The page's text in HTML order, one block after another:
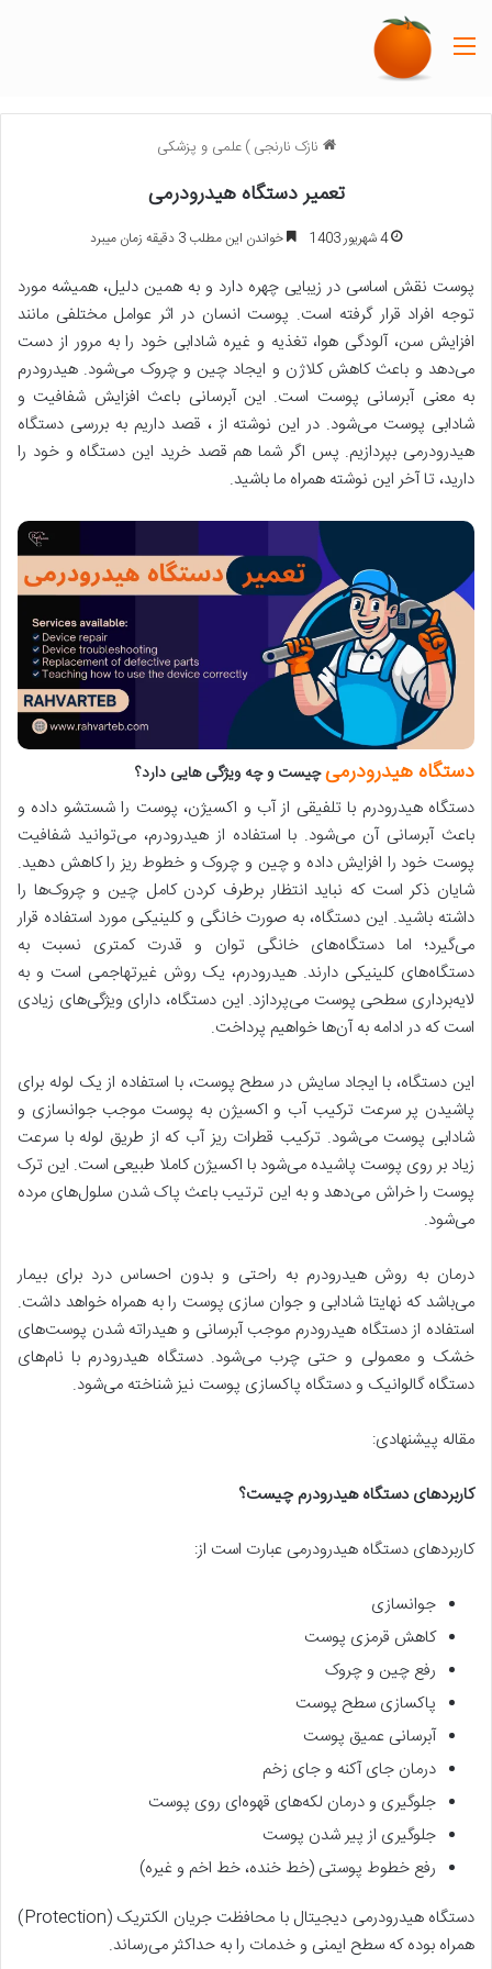
نازک نارنجی ) علمی و پزشکی
تعمیر دستگاه هیدرودرمی
4 شهریور 1403 خواندن این مطلب 3 دقیقه زمان میبرد
پوست نقش اساسی در زیبایی چهره دارد و به همین دلیل، همیشه مورد
توجه افراد قرار گرفته است. پوست انسان در اثر عوامل مختلفی مانند
افزایش سن، آلودگی هوا، تغذیه و غیره شادابی خود را به مرور از دست
می‌دهد و باعث کاهش کلاژن و ایجاد چین و چروک می‌شود. هیدرودرم
به معنی آبرسانی پوست است. این آبرسانی باعث افزایش شفافیت و
شادابی پوست می‌شود. در این نوشته از ، قصد داریم به بررسی دستگاه
هیدرودرمی بپردازیم. پس اگر شما هم قصد خرید این دستگاه و خود را
دارید، تا آخر این نوشته همراه ما باشید.
دستگاه هیدرودرمیچیست و چه ویژگی هایی دارد؟
دستگاه هیدرودرم با تلفیقی از آب و اکسیژن، پوست را شستشو داده و
باعث آبرسانی آن می‌شود. با استفاده از هیدرودرم، می‌توانید شفافیت
پوست خود را افزایش داده و چین و چروک و خطوط ریز را کاهش دهید.
شایان ذکر است که نباید انتظار برطرف کردن کامل چین و چروک‌ها را
داشته باشید. این دستگاه، به صورت خانگی و کلینیکی مورد استفاده قرار
می‌گیرد؛ اما دستگا‌ه‌های خانگی توان و قدرت کمتری نسبت به
دستگاه‌های کلینیکی دارند. هیدرودرم، یک روش غیرتهاجمی است و به
لایه‌برداری سطحی پوست می‌پردازد. این دستگاه، دارای ویژگی‌های زیادی
است که در ادامه به آن‌ها خواهیم پرداخت.
این دستگاه، با ایجاد سایش در سطح پوست، با استفاده از یک لوله برای
پاشیدن پر سرعت ترکیب آب و اکسیژن به پوست موجب جوانسازی و
شادابی پوست می‌شود. ترکیب قطرات ریز آب که از طریق لوله با سرعت
زیاد بر روی پوست پاشیده می‌شود با اکسیژن کاملا طبیعی است. این ترک
پوست را خراش می‌دهد و به این ترتیب باعث پاک شدن سلول‌های مرده
می‌شود.
درمان به روش هیدرودرم به راحتی و بدون احساس درد برای بیمار
می‌باشد که نهایتا شادابی و جوان سازی پوست را به همراه خواهد داشت.
استفاده از دستگاه هیدرودرم موجب آبرسانی و هیدراته شدن پوست‌های
خشک و معمولی و حتی چرب می‌شود. دستگاه هیدرودرم با نام‌های
دستگاه گالوانیک و دستگاه پاکسازی پوست نیز شناخته می‌شود.
مقاله پیشنهادی:
کاربردهای دستگاه هیدرودرم چیست؟
کاربردهای دستگاه هیدرودرمی عبارت است از:
جوانسازی
کاهش قرمزی پوست
رفع چین و چروک
پاکسازی سطح پوست
آبرسانی عمیق پوست
درمان جای آکنه و جای زخم
جلوگیری و درمان لکه‌های قهوه‌ای روی پوست
جلوگیری از پیر شدن پوست
رفع خطوط پوستی (خط خنده، خط اخم و غیره)
دستگاه هیدرودرمی دیجیتال با محافظت جریان الکتریک (Protection)
همراه بوده که سطح ایمنی و خدمات را به حداکثر می‌رساند.